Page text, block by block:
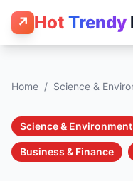
↗ Hot Trendy
Home / Science &
Science & Environment
Business & Finance